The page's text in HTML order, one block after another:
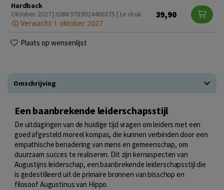
Hardback
Oktober 2027 | ISBN 9789024466375 | 1e druk
Verwacht 1 oktober 2027
39,90
Plaats op wensenlijst
Omschrijving
Een baanbrekende leiderschapsstijl
De uitdagingen van de huidige tijd vragen om leiders met een
goed afgesteld moreel kompas, die kunnen verbinden door een
empathische benadering van mens en gemeenschap, om
duurzaam succes te realiseren. Dit zijn kernaspecten van
Augustijns leiderschap, een baanbrekende leiderschapsstijl die
is gedestilleerd uit de primaire bronnen van bisschop en
filosoof Augustinus van Hippo.